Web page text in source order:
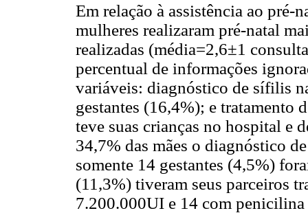
Em relação à assistência ao pré-
mulheres realizaram pré-natal
realizadas (média=2,6±1
percentual de informações
variáveis: diagnóstico de sífilis
gestantes (16,4%); e tratamento
teve suas crianças no hospital e
34,7% das mães o diagnóstico
somente 14 gestantes (4,5%)
(11,3%) tiveram seus parceiros
7.200.000UI e 14 com